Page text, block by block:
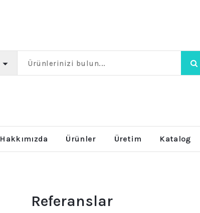
Hakkımızda Ürünler Üretim Katalog
Referanslar